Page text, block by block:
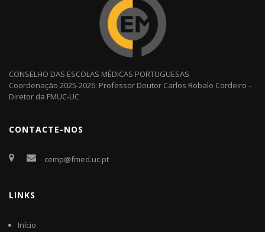
CONSELHO DAS ESCOLAS MÉDICAS PORTUGUESAS
Coordenação 2025-2026: Professor Doutor Carlos Robalo Cordeiro –
Diretor da FMUC-UC
CONTACTE-NOS
cemp@fmed.uc.pt
LINKS
Início